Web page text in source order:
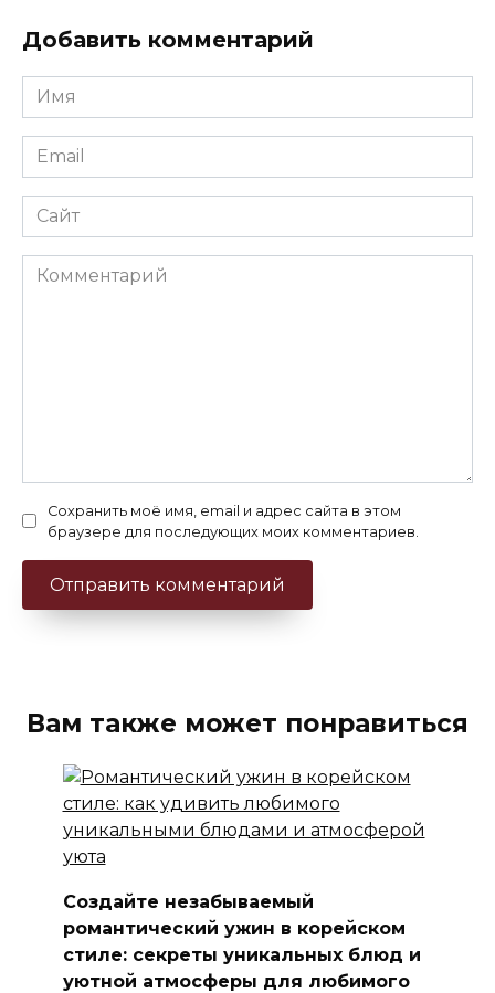
Добавить комментарий
Имя
*
Email
*
Сайт
Комментарий
Сохранить моё имя, email и адрес сайта в этом
браузере для последующих моих комментариев.
Вам также может понравиться
Создайте незабываемый
романтический ужин в корейском
стиле: секреты уникальных блюд и
уютной атмосферы для любимого